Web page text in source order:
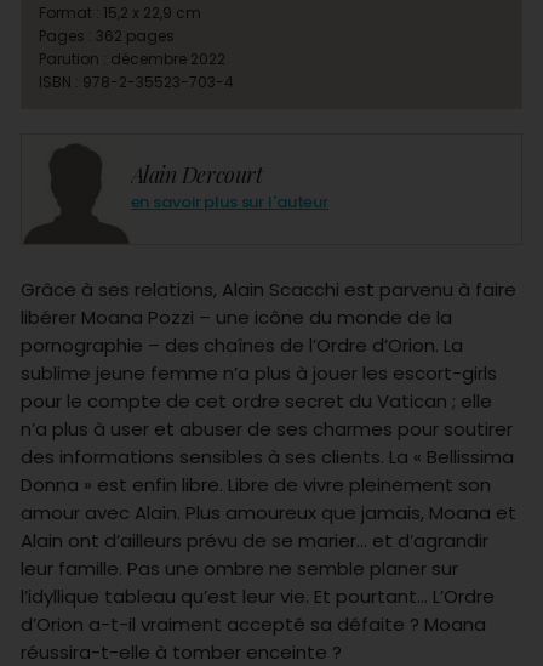
Alain Dercourt
en savoir plus sur l'auteur
Grâce à ses relations, Alain Scacchi est parvenu à faire
libérer Moana Pozzi – une icône du monde de la
pornographie – des chaînes de l’Ordre d’Orion. La
sublime jeune femme n’a plus à jouer les escort-girls
pour le compte de cet ordre secret du Vatican ; elle
n’a plus à user et abuser de ses charmes pour soutirer
des informations sensibles à ses clients. La « Bellissima
Donna » est enfin libre. Libre de vivre pleinement son
amour avec Alain. Plus amoureux que jamais, Moana et
Alain ont d’ailleurs prévu de se marier… et d’agrandir
leur famille. Pas une ombre ne semble planer sur
l’idyllique tableau qu’est leur vie. Et pourtant… L’Ordre
d’Orion a-t-il vraiment accepté sa défaite ? Moana
réussira-t-elle à tomber enceinte ?
Format : 15,2 x 22,9 cm
Pages : 362 pages
Parution : décembre 2022
ISBN : 978-2-35523-703-4